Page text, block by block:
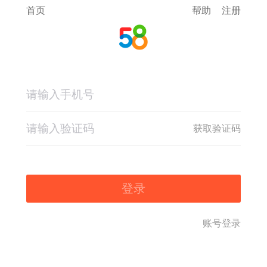
首页 帮助 注册
获取验证码
登录
账号登录